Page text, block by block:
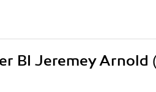
BI Jeremey Arnold